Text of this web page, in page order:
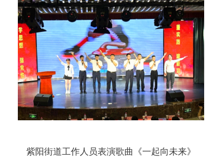
紫阳街道工作人员表演歌曲《一起向未来》